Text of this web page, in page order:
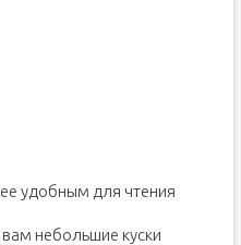
удобным для чтения
небольшие куски